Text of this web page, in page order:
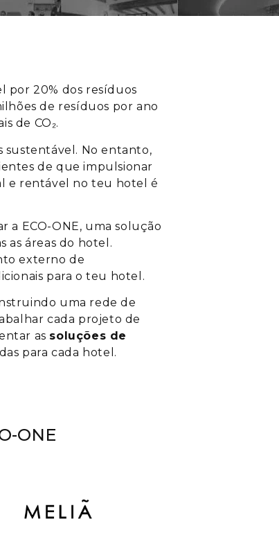
por 20% dos resíduos
de resíduos por ano
de CO₂.
sustentável. No entanto,
de que impulsionar
e rentável no teu hotel é
a ECO-ONE, uma solução
as áreas do hotel.
externo de
para o teu hotel.
uma rede de
cada projeto de
as soluções de
para cada hotel.
ONE